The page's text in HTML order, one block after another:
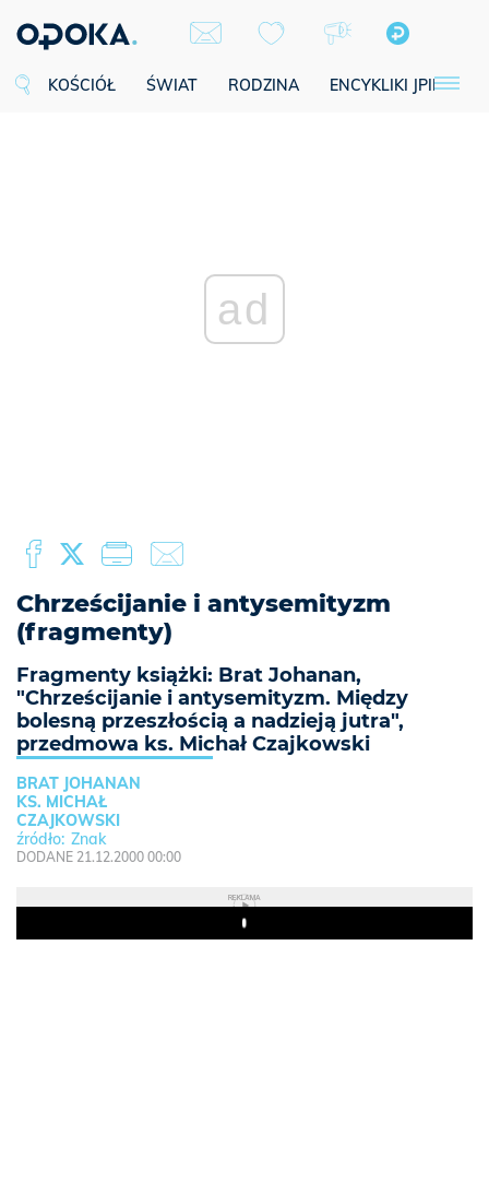
KOŚCIÓŁ ŚWIAT RODZINA ENCYKLIKI JPII
ad
Chrześcijanie i antysemityzm
(fragmenty)
Fragmenty książki: Brat Johanan,
"Chrześcijanie i antysemityzm. Między
bolesną przeszłością a nadzieją jutra",
przedmowa ks. Michał Czajkowski
BRAT JOHANAN
KS. MICHAŁ
CZAJKOWSKI
Znak
DODANE 21.12.2000 00:00
REKLAMA
Play